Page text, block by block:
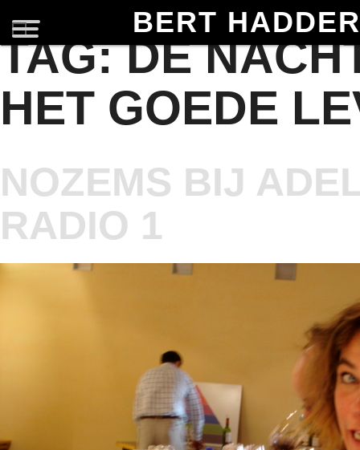
BERT
TAG:DE
HET GOEDE
NOZEMS BIJ
RADIO 1